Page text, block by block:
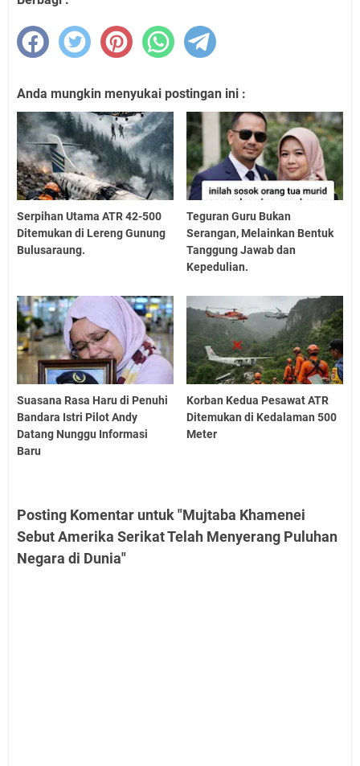
Anda mungkin menyukai postingan ini :
Serpihan Utama ATR 42-500
Ditemukan di Lereng Gunung
Bulusaraung.
Teguran Guru Bukan
Serangan, Melainkan Bentuk
Tanggung Jawab dan
Kepedulian.
Suasana Rasa Haru di Penuhi
Bandara Istri Pilot Andy
Datang Nunggu Informasi
Baru
Korban Kedua Pesawat ATR
Ditemukan di Kedalaman 500
Meter
Posting Komentar untuk "Mujtaba Khamenei
Sebut Amerika Serikat Telah Menyerang Puluhan
Negara di Dunia"